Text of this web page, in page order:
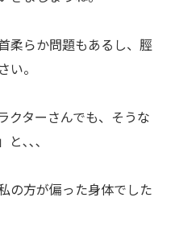
柔らか問題もあるし、脛
。
クターさんでも、そうな
と､､､
の方が偏った身体でした